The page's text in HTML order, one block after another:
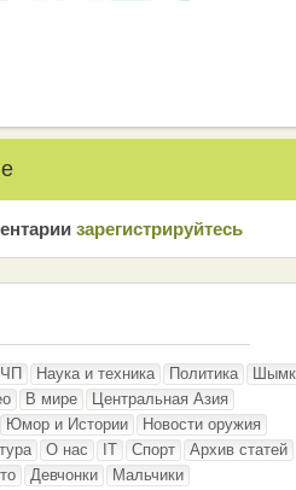
зарeгиcтрирyйтeсь
ЧП Наука и техника Политика
В мире
Центральная Азия
Юмор и Истории
Новости оружия
О нас IT Спорт
Архив статей
Девчонки
Мальчики